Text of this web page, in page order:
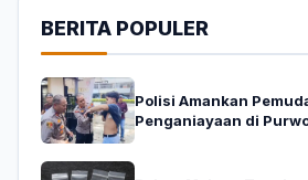
BERITA POPULER
Polisi Amankan
Penganiayaan di